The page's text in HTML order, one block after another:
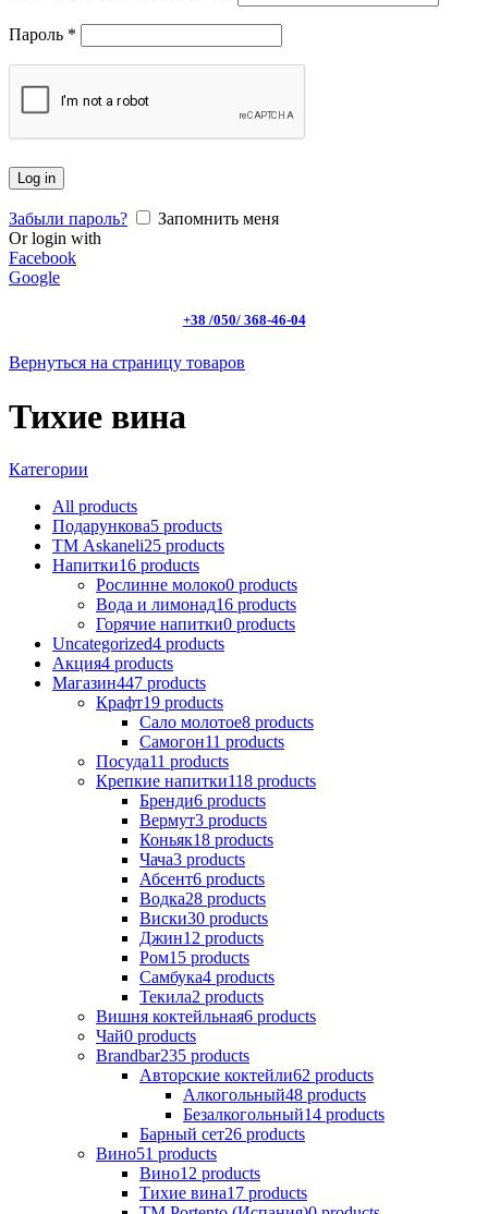
Пароль *
Log in
Забыли пароль?
Запомнить меня
Or login with
Facebook
Google
+38 /050/ 368-46-04
Вернуться на страницу товаров
Тихие вина
Категории
All products
Подарункова5 products
ТМ Askaneli25 products
Напитки16 products
Рослинне молоко0 products
Вода и лимонад16 products
Горячие напитки0 products
Uncategorized4 products
Акция4 products
Магазин447 products
Крафт19 products
Сало молотое8 products
Самогон11 products
Посуда11 products
Крепкие напитки118 products
Бренди6 products
Вермут3 products
Коньяк18 products
Чача3 products
Абсент6 products
Водка28 products
Виски30 products
Джин12 products
Ром15 products
Самбука4 products
Текила2 products
Вишня коктейльная6 products
Чай0 products
Brandbar235 products
Авторские коктейли62 products
Алкогольный48 products
Безалкогольный14 products
Барный сет26 products
Вино51 products
Вино12 products
Тихие вина17 products